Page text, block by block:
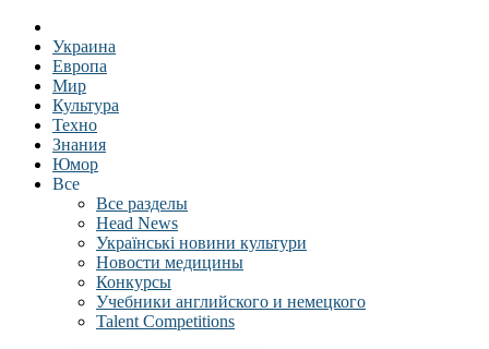
Украина
Европа
Мир
Культура
Техно
Знания
Юмор
Все
Все разделы
Head News
Українські новини культури
Новости медицины
Конкурсы
Учебники английского и немецкого
Talent Competitions